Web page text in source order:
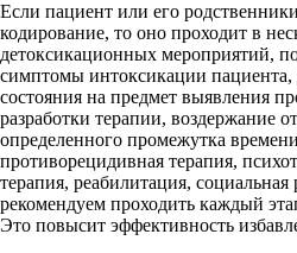
Если пациент или его
кодирование, то оно проходит в
детоксикационных мероприятий,
симптомы интоксикации пациента,
состояния на предмет выявления
разработки терапии, воздержание
определенного промежутка
противорецидивная терапия,
терапия, реабилитация,
рекомендуем проходить каждый
Это повысит эффективность